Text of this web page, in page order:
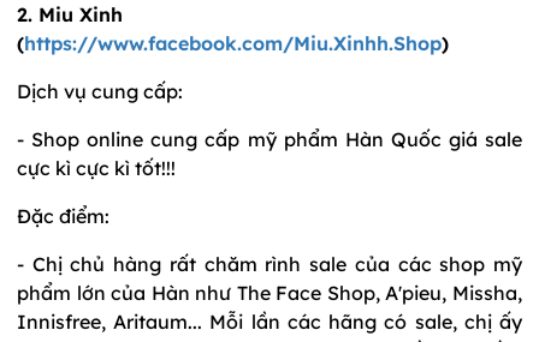
2. Miu Xinh
(https://www.facebook.com/Miu.Xinhh.Shop)
Dịch vụ cung cấp:
- Shop online cung cấp mỹ phẩm Hàn Quốc giá sale
cực kì cực kì tốt!!!
Đặc điểm:
- Chị chủ hàng rất chăm rình sale của các shop mỹ
phẩm lớn của Hàn như The Face Shop, A'pieu, Missha,
Innisfree, Aritaum... Mỗi lần các hãng có sale, chị ấy